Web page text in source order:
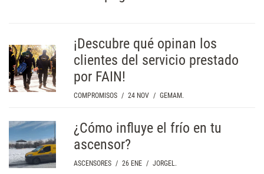
¡Descubre qué opinan los
clientes del servicio prestado
por FAIN!
COMPROMISOS / 24 NOV / GEMAM.
¿Cómo influye el frío en tu
ascensor?
ASCENSORES / 26 ENE / JORGEL.